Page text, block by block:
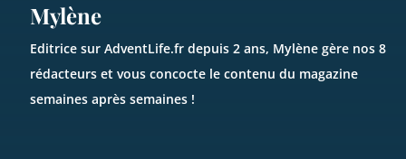
Mylène
Editrice sur AdventLife.fr depuis 2 ans, Mylène gère nos 8
rédacteurs et vous concocte le contenu du magazine
semaines après semaines !